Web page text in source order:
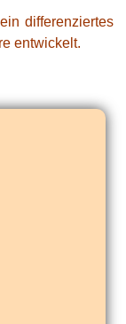
dif­fe­ren­zier­tes
entwickelt.